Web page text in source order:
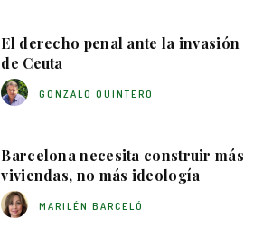
El derecho penal ante la invasión
de Ceuta
GONZALO QUINTERO
Barcelona necesita construir más
viviendas, no más ideología
MARILÉN BARCELÓ